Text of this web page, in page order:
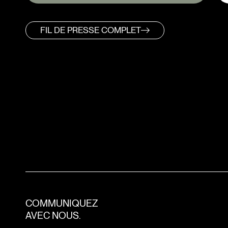
FIL DE PRESSE COMPLET
COMMUNIQUEZ
AVEC NOUS.